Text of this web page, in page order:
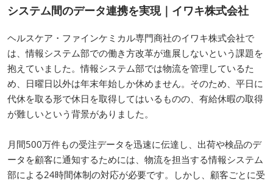
システム間のデータ連携を実現｜イワキ株式会社
ヘルスケア・ファインケミカル専門商社のイワキ株式会社で
は、情報システム部での働き方改革が進展しないという課題を
抱えていました。情報システム部では物流を管理しているた
め、日曜日以外は年末年始しか休めません。そのため、平日に
代休を取る形で休日を取得してはいるものの、有給休暇の取得
が難しいという背景がありました。
月間500万件もの受注データを迅速に伝達し、出荷や検品のデ
ータを顧客に通知するためには、物流を担当する情報システム
部による24時間体制の対応が必要です。しかし、顧客ごとに受